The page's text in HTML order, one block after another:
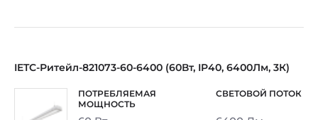
IETC-Ритейл-821073-60-6400 (60Вт, IP40, 6400Лм, 3К)